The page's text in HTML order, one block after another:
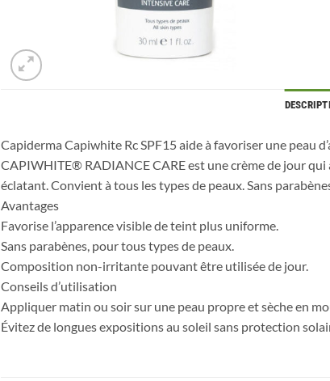
Capiderma Capiwhite Rc SPF15 aide à favoriser une peau
CAPIWHITE® RADIANCE CARE est une crème de jour
éclatant. Convient à tous les types de peaux. Sans
Avantages
Favorise l’apparence visible de teint plus uniforme.
Sans parabènes, pour tous types de peaux.
Composition non-irritante pouvant être utilisée de jour.
Conseils d’utilisation
Appliquer matin ou soir sur une peau propre et sèche en
Évitez de longues expositions au soleil sans protection